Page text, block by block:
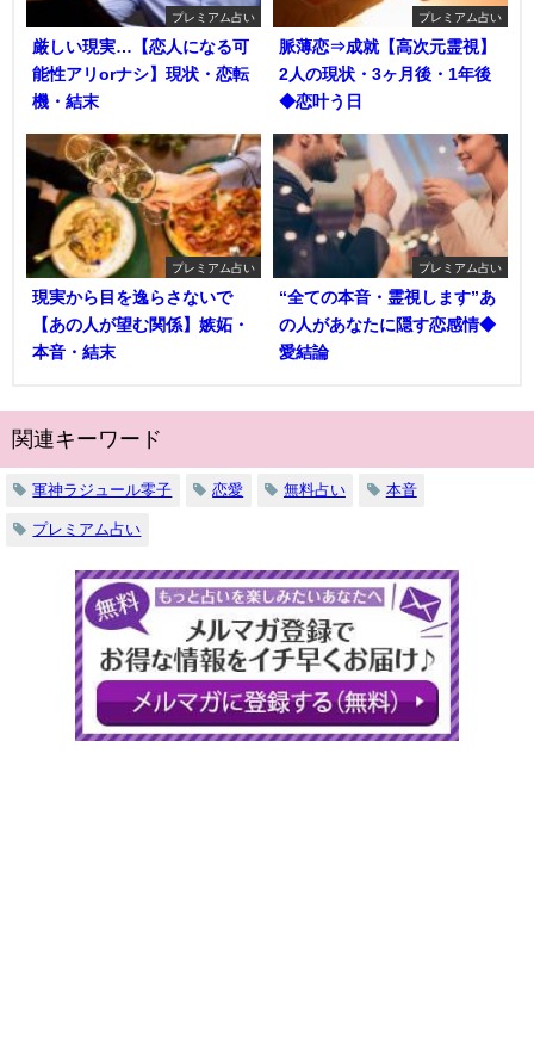
プレミアム占い
厳しい現実…【恋人になる可
能性アリorナシ】現状・恋転
機・結末
プレミアム占い
脈薄恋⇒成就【高次元霊視】
2人の現状・3ヶ月後・1年後
◆恋叶う日
プレミアム占い
現実から目を逸らさないで
【あの人が望む関係】嫉妬・
本音・結末
プレミアム占い
“全ての本音・霊視します”あ
の人があなたに隠す恋感情◆
愛結論
関連キーワード
軍神ラジュール零子 恋愛 無料占い 本音
プレミアム占い